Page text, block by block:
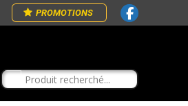
PROMOTIONS